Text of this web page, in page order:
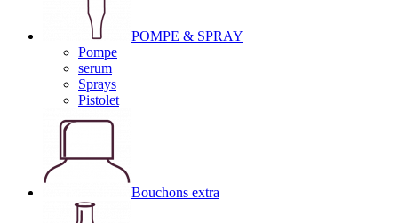
POMPE & SPRAY
Pompe
serum
Sprays
Pistolet
Bouchons extra